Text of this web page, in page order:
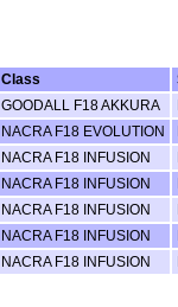
Class
GOODALL F18 AKKURA
NACRA F18 EVOLUTION
NACRA F18 INFUSION
NACRA F18 INFUSION
NACRA F18 INFUSION
NACRA F18 INFUSION
NACRA F18 INFUSION